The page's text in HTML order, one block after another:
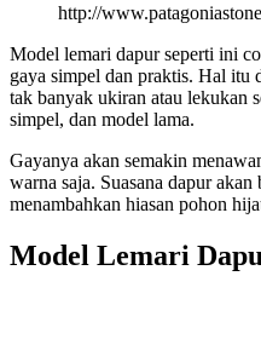
http://
Model lemari dapur seperti ini
gaya simpel dan praktis. Hal itu
tak banyak ukiran atau lekukan
simpel, dan model lama.
Gayanya akan semakin
warna saja. Suasana dapur
menambahkan hiasan pohon
Model Lemari